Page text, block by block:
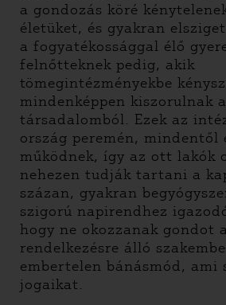
a gondozás köré
életüket, és gyakran
a fogyatékossággal élő
felnőtteknek pedig, akik
tömegintézményekbe
mindenképpen kiszorulnak a
társadalomból. Ezek az
ország peremén, mindentől
működnek, így az ott lakók
nehezen tudják tartani a
százan, gyakran
szigorú napirendhez
hogy ne okozzanak gondot
rendelkezésre álló
embertelen bánásmód, ami
jogaikat.